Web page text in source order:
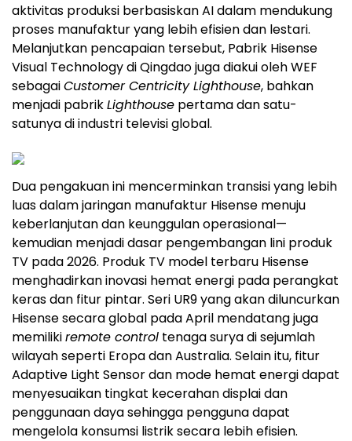
aktivitas produksi berbasiskan AI dalam mendukung
proses manufaktur yang lebih efisien dan lestari.
Melanjutkan pencapaian tersebut, Pabrik Hisense
Visual Technology di Qingdao juga diakui oleh WEF
sebagaiCustomer Centricity Lighthouse, bahkan
menjadi pabrikLighthouse pertama dan satu-
satunya di industri televisi global.
Dua pengakuan ini mencerminkan transisi yang lebih
luas dalam jaringan manufaktur Hisense menuju
keberlanjutan dan keunggulan operasional—
kemudian menjadi dasar pengembangan lini produk
TV pada 2026. Produk TV model terbaru Hisense
menghadirkan inovasi hemat energi pada perangkat
keras dan fitur pintar. Seri UR9 yang akan diluncurkan
Hisense secara global pada April mendatang juga
memilikiremote control tenaga surya di sejumlah
wilayah seperti Eropa dan Australia. Selain itu, fitur
Adaptive Light Sensor dan mode hemat energi dapat
menyesuaikan tingkat kecerahan displai dan
penggunaan daya sehingga pengguna dapat
mengelola konsumsi listrik secara lebih efisien.